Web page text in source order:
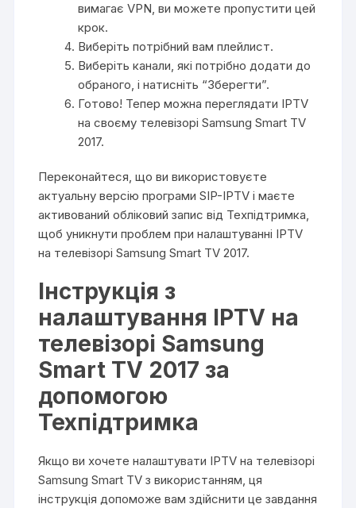
вимагає VPN, ви можете пропустити цей
крок.
Виберіть потрібний вам плейлист.
Виберіть канали, які потрібно додати до
обраного, і натисніть “Зберегти”.
Готово! Тепер можна переглядати IPTV
на своєму телевізорі Samsung Smart TV
2017.
Переконайтеся, що ви використовуєте
актуальну версію програми SIP-IPTV і маєте
активований обліковий запис від Техпідтримка,
щоб уникнути проблем при налаштуванні IPTV
на телевізорі Samsung Smart TV 2017.
Інструкція з
налаштування IPTV на
телевізорі Samsung
Smart TV 2017 за
допомогою
Техпідтримка
Якщо ви хочете налаштувати IPTV на телевізорі
Samsung Smart TV з використанням, ця
інструкція допоможе вам здійснити це завдання